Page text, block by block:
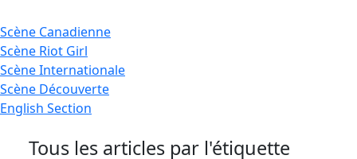
Scène Canadienne
Scène Riot Girl
ScèneInternationale
Scène Découverte
English Section
Tous les articles par l'étiquette